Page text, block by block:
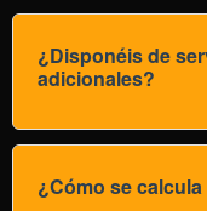
¿Disponéis de
adicionales?
¿Cómo se